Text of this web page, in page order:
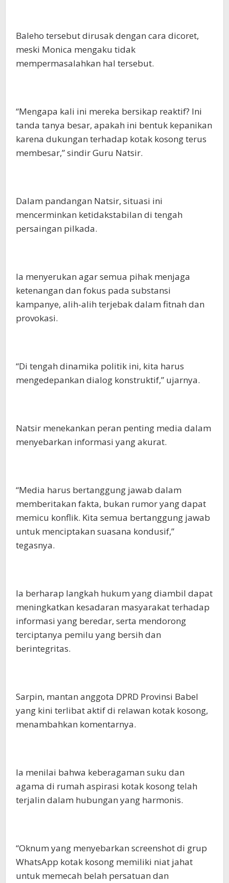
Baleho tersebut dirusak dengan cara dicoret,
meski Monica mengaku tidak
mempermasalahkan hal tersebut.
“Mengapa kali ini mereka bersikap reaktif? Ini
tanda tanya besar, apakah ini bentuk kepanikan
karena dukungan terhadap kotak kosong terus
membesar,” sindir Guru Natsir.
Dalam pandangan Natsir, situasi ini
mencerminkan ketidakstabilan di tengah
persaingan pilkada.
Ia menyerukan agar semua pihak menjaga
ketenangan dan fokus pada substansi
kampanye, alih-alih terjebak dalam fitnah dan
provokasi.
“Di tengah dinamika politik ini, kita harus
mengedepankan dialog konstruktif,” ujarnya.
Natsir menekankan peran penting media dalam
menyebarkan informasi yang akurat.
“Media harus bertanggung jawab dalam
memberitakan fakta, bukan rumor yang dapat
memicu konflik. Kita semua bertanggung jawab
untuk menciptakan suasana kondusif,”
tegasnya.
Ia berharap langkah hukum yang diambil dapat
meningkatkan kesadaran masyarakat terhadap
informasi yang beredar, serta mendorong
terciptanya pemilu yang bersih dan
berintegritas.
Sarpin, mantan anggota DPRD Provinsi Babel
yang kini terlibat aktif di relawan kotak kosong,
menambahkan komentarnya.
Ia menilai bahwa keberagaman suku dan
agama di rumah aspirasi kotak kosong telah
terjalin dalam hubungan yang harmonis.
“Oknum yang menyebarkan screenshot di grup
WhatsApp kotak kosong memiliki niat jahat
untuk memecah belah persatuan dan